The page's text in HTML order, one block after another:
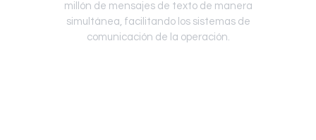
millón de mensajes de texto de manera
simultánea, facilitando los sistemas de
comunicación de la operación.